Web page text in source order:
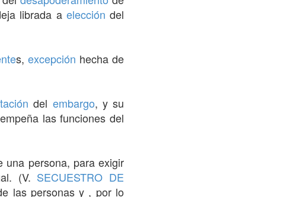
librada a elección del
s, excepción hecha de
del embargo, y su
las funciones del
una persona, para exigir
(V. SECUESTRO DE
las personas y , por lo